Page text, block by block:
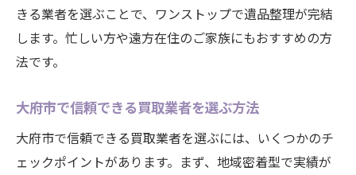
きる業者を選ぶことで、ワンストップで遺品整理が完結
します。忙しい方や遠方在住のご家族にもおすすめの方
法です。
大府市で信頼できる買取業者を選ぶ方法
大府市で信頼できる買取業者を選ぶには、いくつかのチ
ェックポイントがあります。まず、地域密着型で実績が